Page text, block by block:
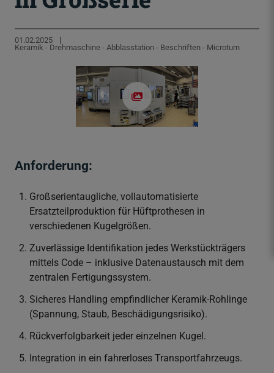
01.02.2025
Keramik - Drehmaschine - Abblasstation - Beschriften - Microturn
Anforderung:
Großserientaugliche, vollautomatisierte
Ersatzteilproduktion für Hüftprothesen in
verschiedenen Kugelgrößen.
Zuverlässige Identifikation jedes Werkstückträgers
mittels Code – inklusive Datenaustausch mit dem
zentralen Fertigungssystem.
Sicheres Handling empfindlicher Keramik-Rohlinge
(Spannung, Staub, Beschädigungsrisiko).
Rückverfolgbarkeit jeder einzelnen Kugel.
Integration in ein fahrerloses Transportfahrzeugs.